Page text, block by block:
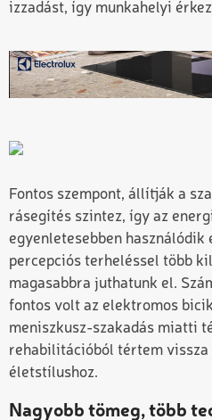
izzadást, így munkahelyi
Fontos szempont, állítják a
rásegítés szintez, így az
egyenletesebben használódik
percepciós terheléssel több
magasabbra juthatunk el.
fontos volt az elektromos
meniszkusz-szakadás miatti
rehabilitációból tértem vissza
életstílushoz.
Nagyobb tömeg, több